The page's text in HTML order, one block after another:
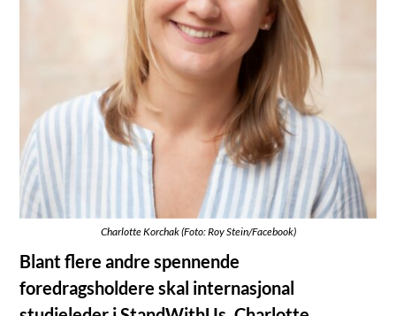
Charlotte Korchak (Foto: Roy Stein/Facebook)
Blant flere andre spennende
foredragsholdere skal internasjonal